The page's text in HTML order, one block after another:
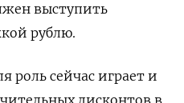
выступить
рублю.
роль сейчас играет и